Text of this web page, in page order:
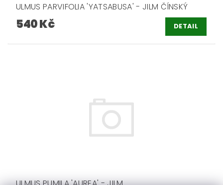
ULMUS PARVIFOLIA 'YATSABUSA' - JILM ČÍNSKÝ
540 Kč DETAIL